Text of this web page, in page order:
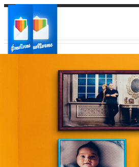
Ваш регион доставки
Выберите из списка: